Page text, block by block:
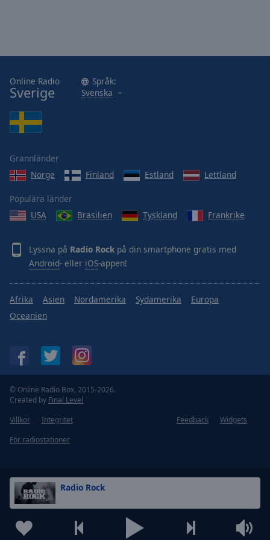
Radio Rock
Online Radio
Sverige
Språk:
Svenska
Grannländer
Norge
Finland Estland Lettland
Populära länder
USA
Brasilien Tyskland Frankrike
Lyssna på Radio Rock på din smartphone gratis med
Android- eller iOS-appen!
Afrika Asien Nordamerika Sydamerika
Europa
Oceanien
© Online Radio Box, 2015-2026.
Created by Final Level
Villkor
Integritet Feedback
Widgets
För radiostationer